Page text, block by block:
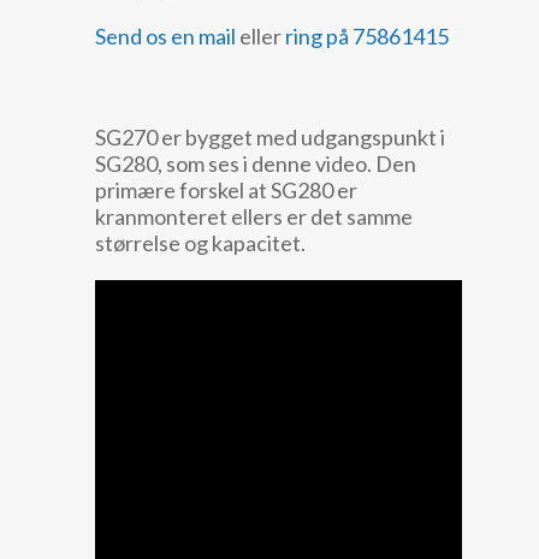
Send os en mail ellerring på 75861415
SG270 er bygget med udgangspunkt i
SG280, som ses i denne video. Den
primære forskel at SG280 er
kranmonteret ellers er det samme
størrelse og kapacitet.